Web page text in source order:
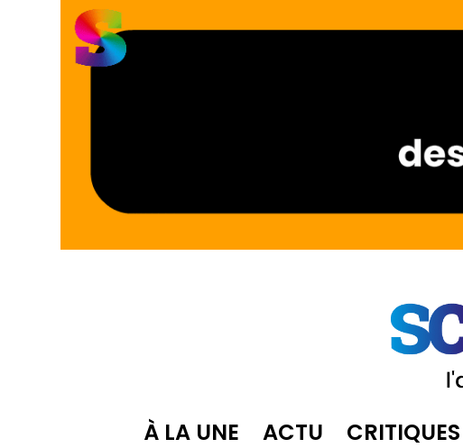
À LA UNE ACTU CRITIQUES